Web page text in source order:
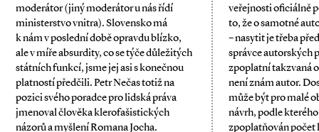
moderátor (jiný moderátor u nás řídí
ministerstvo vnitra). Slovensko má
k nám v poslední době opravdu blízko,
ale v míře absurdity, co se týče důležitých
státních funkcí, jsme jej asi s konečnou
platností předčili. Petr Nečas totiž na
pozici svého poradce pro lidská práva
jmenoval člověka klerofašistických
názorů a myšlení Romana Jocha.
veřejnosti oficiálně
to, že o samotné
– nasytit je třeba
správce autorských
zpoplatní takzvaná
není znám autor.
může být pro malé
návrh, podle
zpoplatňován počet